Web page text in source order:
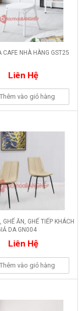
CAFE NHÀ HÀNG GST25
Liên Hệ
Thêm vào giỏ hàng
GHẾ ĂN, GHẾ TIẾP KHÁCH
DA GN004
Liên Hệ
Thêm vào giỏ hàng